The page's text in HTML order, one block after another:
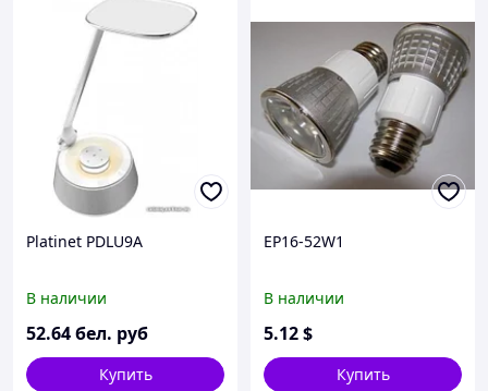
Platinet PDLU9A
В наличии
52.64бел. руб
Купить
ЕР16-52W1
В наличии
5.12$
Купить